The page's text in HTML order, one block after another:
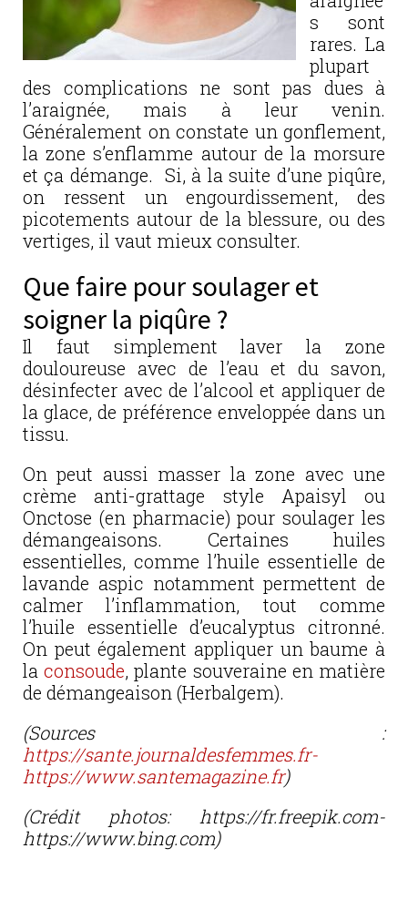
s sont
rares. La
plupart
des complications ne sont pas dues à
l’araignée, mais à leur venin.
Généralement on constate un gonflement,
la zone s’enflamme autour de la morsure
et ça démange. Si, à la suite d’une piqûre,
on ressent un engourdissement, des
picotements autour de la blessure, ou des
vertiges, il vaut mieux consulter.
Que faire pour soulager et
soigner la piqûre ?
Il faut simplement laver la zone
douloureuse avec de l’eau et du savon,
désinfecter avec de l’alcool et appliquer de
la glace, de préférence enveloppée dans un
tissu.
On peut aussi masser la zone avec une
crème anti-grattage style Apaisyl ou
Onctose (en pharmacie) pour soulager les
démangeaisons. Certaines huiles
essentielles, comme l’huile essentielle de
lavande aspic notamment permettent de
calmer l’inflammation, tout comme
l’huile essentielle d’eucalyptus citronné.
On peut également appliquer un baume à
laconsoude, plante souveraine en matière
de démangeaison (Herbalgem).
(Sources :
https://sante.journaldesfemmes.fr-
https://www.santemagazine.fr)
(Crédit photos: https://fr.freepik.com-
https://www.bing.com)